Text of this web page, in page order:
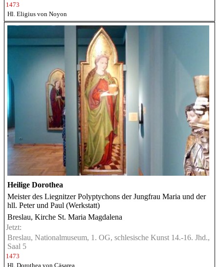
1473
Hl. Eligius von Noyon
Heilige Dorothea
Meister des Liegnitzer Polyptychons der Jungfrau Maria und der
hll. Peter und Paul (Werkstatt)
Breslau, Kirche St. Maria Magdalena
Jetzt:
Breslau, Nationalmuseum, 1. OG, schlesische Kunst 14.-16. Jhd.,
Saal 5
1473
Hl. Dorothea von Cäsarea